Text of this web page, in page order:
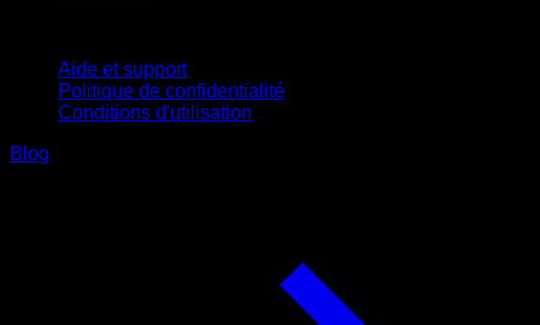
Aide et support
Politique de confidentialité
Conditions d'utilisation
Blog